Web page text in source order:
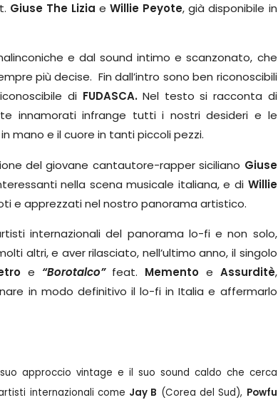
Giuse The Lizia eWillie Peyote, già disponibile in
e dal sound intimo e scanzonato, che
più decise. Fin dall’intro sono ben riconoscibili
di FUDASCA.Nel testo si racconta di
innamorati infrange tutti i nostri desideri e le
mano e il cuore in tanti piccoli pezzi.
del giovane cantautore-rapper siciliano Giuse
nella scena musicale italiana, e di Willie
e apprezzati nel nostro panorama artistico.
internazionali del panorama lo-fi e non solo,
altri, e aver rilasciato, nell’ultimo anno, il singolo
e “Borotalco”feat. Memento e Assurditè,
in modo definitivo il lo-fi in Italia e affermarlo
approccio vintage e il suo sound caldo che cerca
internazionali come Jay B (Corea del Sud), Powfu